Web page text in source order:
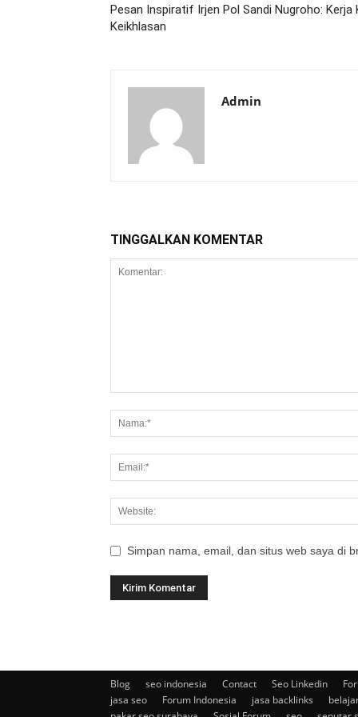
Pesan Inspiratif Irjen Pol Sandi Nugroho: Kerja
Keikhlasan
Admin
TINGGALKAN KOMENTAR
Simpan nama, email, dan situs web saya di
Blog seo indonesia Contact Seo Linkedin
jasa seo
Forum Indonesia jasa backlinks